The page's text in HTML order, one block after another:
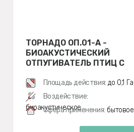
ТОРНАДО ОП.01-А -
БИОАКУСТИЧЕСКИЙ
ОТПУГИВАТЕЛЬ ПТИЦ С
Площадь действия: до 0,1 Га
Воздействие:
биоакустическое
Сфера применения: бытовое